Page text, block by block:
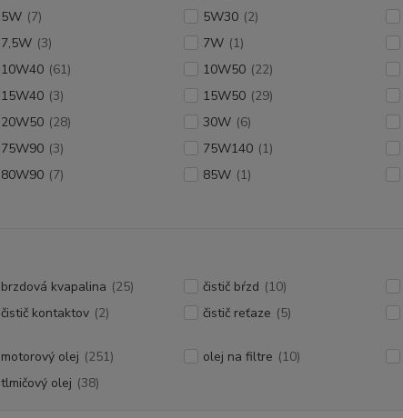
5W (7) 5W30 (2)
7,5W (3) 7W (1)
10W40 (61) 10W50 (22)
15W40 (3) 15W50 (29)
20W50 (28) 30W (6)
75W90 (3) 75W140 (1)
80W90 (7) 85W (1)
brzdová kvapalina (25) čistič bŕzd (10)
čistič kontaktov (2) čistič reťaze (5)
motorový olej (251) olej na filtre (10)
tlmičový olej (38)